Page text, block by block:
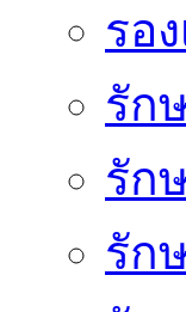
รอ
รัก
รัก
รัก